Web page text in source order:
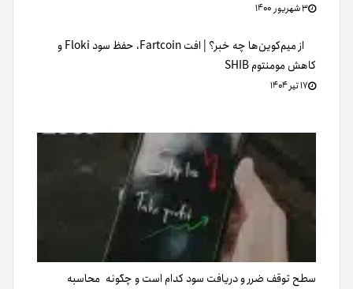
۳ شهریور ۱۴۰۰
از میم‌کوین‌ها چه خبر؟ | افت Fartcoin، حفظ سود Floki و
کاهش مومنتوم SHIB
۱۷ تیر ۱۴۰۴
سطح توقف ضرر و دریافت سود کدام است و چگونه محاسبه